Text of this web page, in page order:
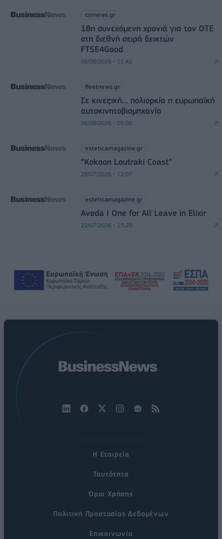
csrnews.gr
18η συνεχόμενη χρονιά για τον ΟΤΕ
στη διεθνή σειρά δεικτών
FTSE4Good
06/08/2026 - 11:42
fleetnews.gr
Σε κινεζική… πολιορκία η ευρωπαϊκή
αυτοκινητοβιομηχανία
06/08/2026 - 05:00
esteticamagazine.gr
“Kokoon Loutraki Coast”
28/07/2026 - 12:07
esteticamagazine.gr
Aveda I One for All Leave in Elixir
22/07/2026 - 13:20
Η Εταιρεία
Ταυτότητα
Όροι Χρήσης
Πολιτική Προστασίας Δεδομένων
Επικοινωνία